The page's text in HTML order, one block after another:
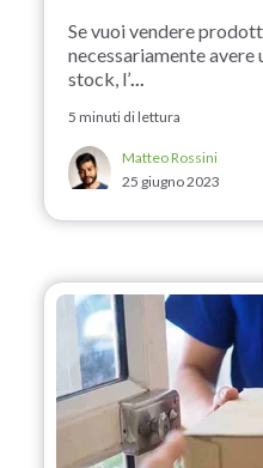
Se vuoi vendere
necessariamente avere
stock, l’...
5 minuti di lettura
Matteo Rossini
25 giugno 2023